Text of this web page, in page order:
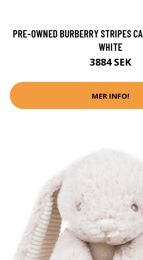
PRE-OWNED BURBERRY STRIPES
WHITE
3884 SEK
MER INFO!